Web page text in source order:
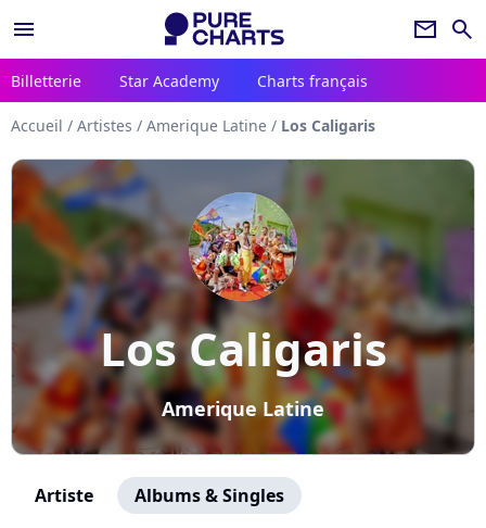
menu newsletter search
Billetterie Star Academy Charts français
Accueil / Artistes / Amerique Latine / Los Caligaris
Los Caligaris
Amerique Latine
Artiste Albums & Singles